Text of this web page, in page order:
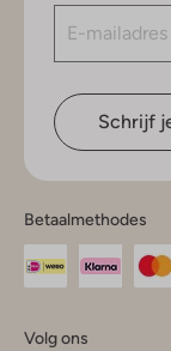
Schrijf
Betaalmethodes
Volg ons